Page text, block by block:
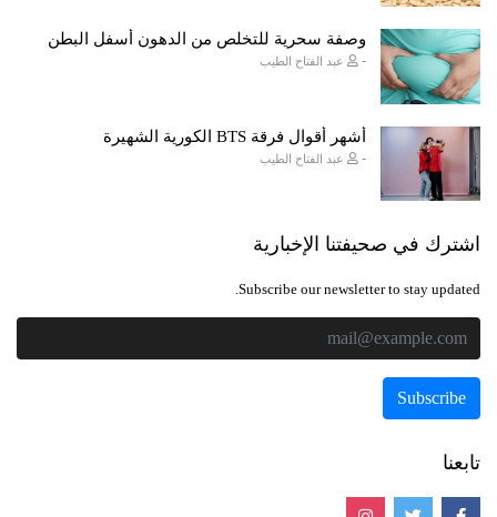
وصفة سحرية للتخلص من الدهون أسفل البطن
- عبد الفتاح الطيب
أشهر أقوال فرقة BTS الكورية الشهيرة
- عبد الفتاح الطيب
اشترك في صحيفتنا الإخبارية
Subscribe our newsletter to stay updated.
تابعنا